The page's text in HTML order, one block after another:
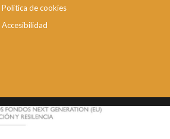
Política de cookies
Accesibilidad